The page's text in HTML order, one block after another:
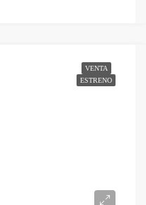
VENTA
ESTRENO